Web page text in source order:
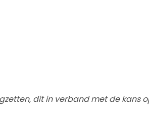
dit in verband met de kans